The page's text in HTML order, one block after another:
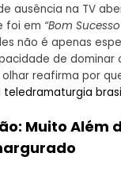
ausência na TV
foi em “Bom
não é apenas
de dominar
reafirma por
teledramaturgia
Muito Além